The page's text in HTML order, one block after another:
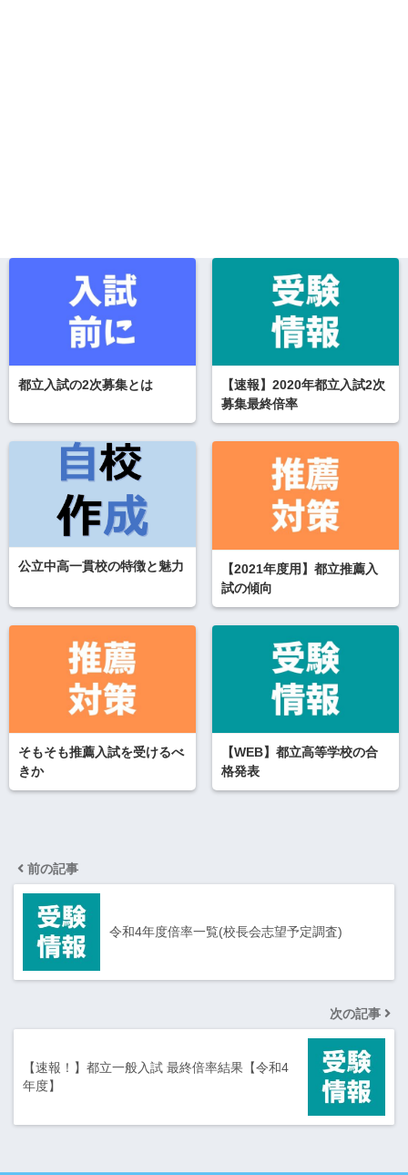
都立入試の2次募集とは
【速報】2020年都立入試2次
募集最終倍率
公立中高一貫校の特徴と魅力
【2021年度用】都立推薦入
試の傾向
そもそも推薦入試を受けるべ
きか
【WEB】都立高等学校の合
格発表
前の記事
令和4年度倍率一覧(校長会志望予定調査)
次の記事
【速報！】都立一般入試 最終倍率結果【令和4
年度】